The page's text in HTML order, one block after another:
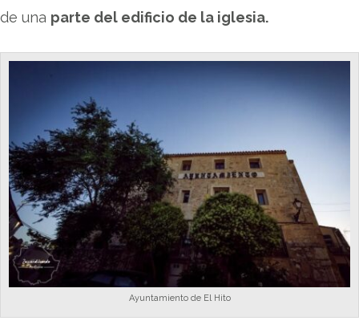
de una parte del edificio de la iglesia.
Ayuntamiento de El Hito